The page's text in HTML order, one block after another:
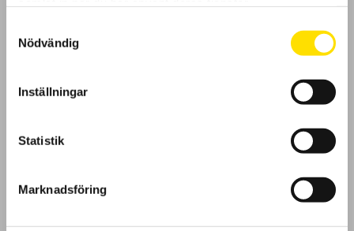
Nödvändig
Inställningar
Statistik
Marknadsföring